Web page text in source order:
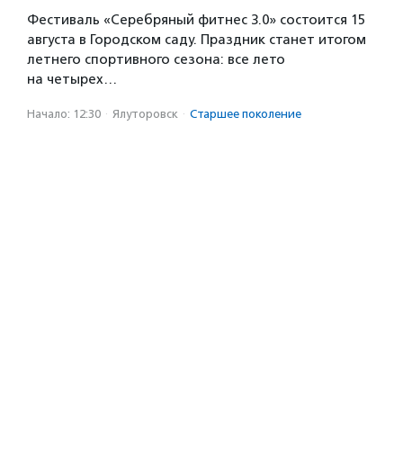
Фестиваль «Серебряный фитнес 3.0» состоится 15
августа в Городском саду. Праздник станет итогом
летнего спортивного сезона: все лето
на четырех…
Начало: 12:30 · Ялуторовск · Старшее поколение